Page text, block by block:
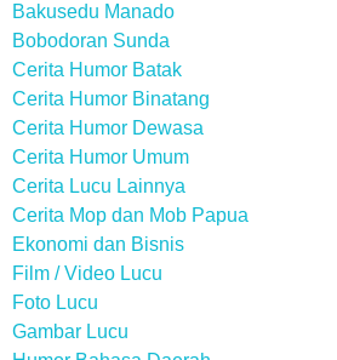
Bakusedu Manado
Bobodoran Sunda
Cerita Humor Batak
Cerita Humor Binatang
Cerita Humor Dewasa
Cerita Humor Umum
Cerita Lucu Lainnya
Cerita Mop dan Mob Papua
Ekonomi dan Bisnis
Film / Video Lucu
Foto Lucu
Gambar Lucu